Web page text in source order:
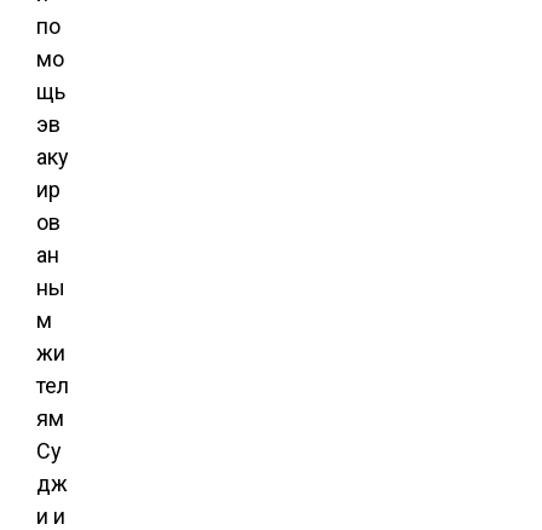
по
мо
щь
эв
аку
ир
ов
ан
ны
м
жи
тел
ям
Су
дж
и и